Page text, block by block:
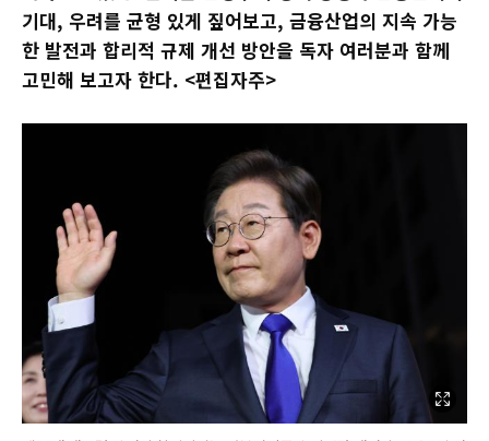
기대, 우려를 균형 있게 짚어보고, 금융산업의 지속 가능
한 발전과 합리적 규제 개선 방안을 독자 여러분과 함께
고민해 보고자 한다. <편집자주>